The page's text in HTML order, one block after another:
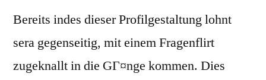
Bereits indes dieser Profilgestaltung lohnt
sera gegenseitig, mit einem Fragenflirt
zugeknallt in die GГ¤nge kommen. Dies